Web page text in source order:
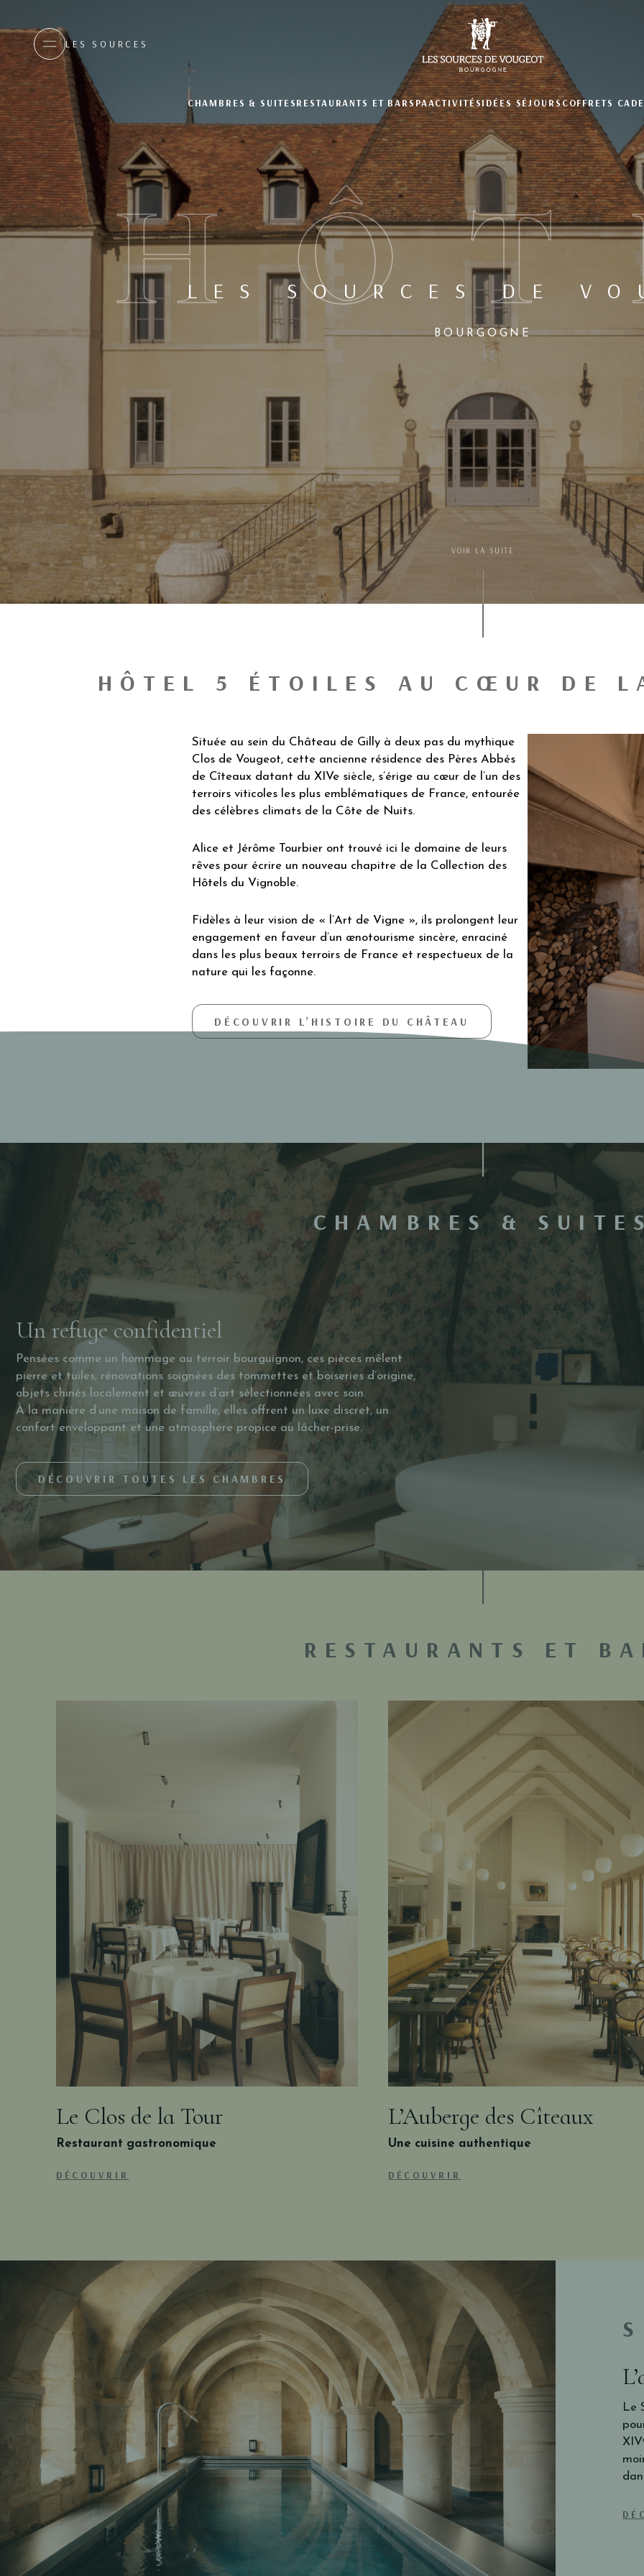
LES SOURCES
CHAMBRES & SUITESRESTAURANTS ET BARSPAACTIVITÉSIDÉES SÉJOURSCOFFRETS
LES SOURCES DE
BOURGOGNE
VOIR LA SUITE
HÔTEL 5 ÉTOILES AU CŒUR DE
Située au sein du Château de Gilly à deux pas du mythique
Clos de Vougeot, cette ancienne résidence des Pères Abbés
de Cîteaux datant du XIVe siècle, s’érige au cœur de l’un des
terroirs viticoles les plus emblématiques de France, entourée
des célèbres climats de la Côte de Nuits.
Alice et Jérôme Tourbier ont trouvé ici le domaine de leurs
rêves pour écrire un nouveau chapitre de la Collection des
Hôtels du Vignoble.
Fidèles à leur vision de « l’Art de Vigne », ils prolongent leur
engagement en faveur d’un œnotourisme sincère, enraciné
dans les plus beaux terroirs de France et respectueux de la
nature qui les façonne.
DÉCOUVRIR L’HISTOIRE DU CHÂTEAU
CHAMBRES &
Un refuge confidentiel
Pensées comme un hommage au terroir bourguignon, ces pièces mêlent
pierre et tuiles, rénovations soignées des tommettes et boiseries d’origine,
objets chinés localement et œuvres d’art sélectionnées avec soin.
À la manière d’une maison de famille, elles offrent un luxe discret, un
confort enveloppant et une atmosphère propice au lâcher-prise.
DÉCOUVRIR TOUTES LES CHAMBRES
RESTAURANTS ET
Le Clos de la Tour
Restaurant gastronomique
DÉCOUVRIR
L’Auberge des Cîteaux
Une cuisine authentique
DÉCOUVRIR
Le